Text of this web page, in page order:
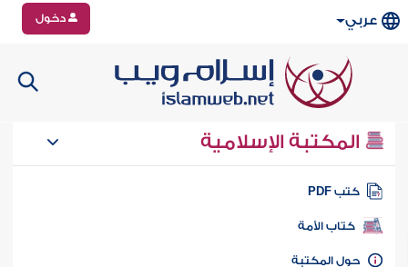
عربي دخول
المكتبة الإسلامية
كتب PDF
كتاب الأمة